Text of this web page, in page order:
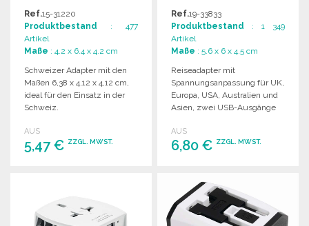
Ref.15-31220
Produktbestand : 477
Artikel
Maße : 4.2 x 6.4 x 4.2 cm
Schweizer Adapter mit den
Maßen 6,38 x 4,12 x 4,12 cm,
ideal für den Einsatz in der
Schweiz.
AUS
5,47 € ZZGL. MWST.
Ref.19-33833
Produktbestand : 1 349
Artikel
Maße : 5.6 x 6 x 4.5 cm
Reiseadapter mit
Spannungsanpassung für UK,
Europa, USA, Australien und
Asien, zwei USB-Ausgänge
AUS
6,80 € ZZGL. MWST.
Angebot anfordern